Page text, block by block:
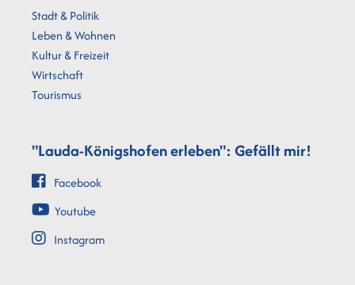
Stadt & Politik
Leben & Wohnen
Kultur & Freizeit
Wirtschaft
Tourismus
"Lauda-Königshofen erleben": Gefällt mir!
Facebook
Youtube
Instagram